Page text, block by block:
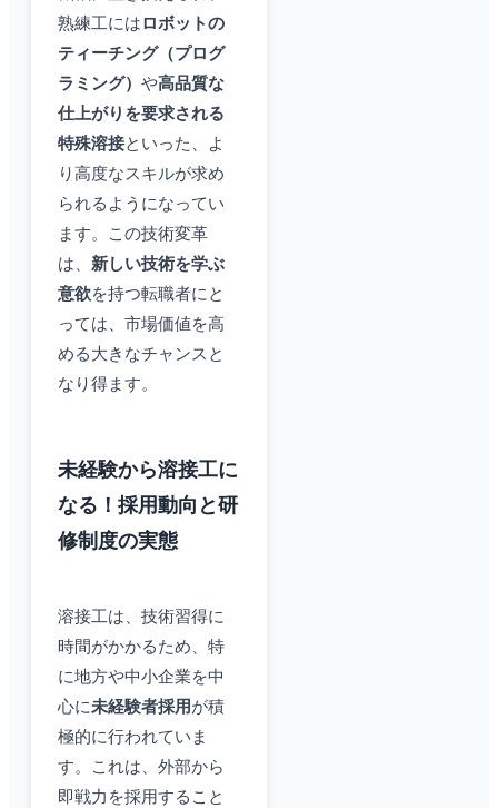
熟練工にはロボットの
ティーチング（プログ
ラミング） や高品質な
仕上がりを要求される
特殊溶接といった、よ
り高度なスキルが求め
られるようになってい
ます。この技術変革
は、 新しい技術を学ぶ
意欲を持つ転職者にと
っては、市場価値を高
める大きなチャンスと
なり得ます。
未経験から溶接工に
なる！採用動向と研
修制度の実態
溶接工は、技術習得に
時間がかかるため、特
に地方や中小企業を中
心に未経験者採用が積
極的に行われていま
す。これは、外部から
即戦力を採用すること